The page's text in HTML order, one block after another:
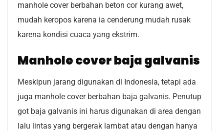
manhole cover berbahan beton cor kurang awet,
mudah keropos karena ia cenderung mudah rusak
karena kondisi cuaca yang ekstrim.
Manhole cover baja galvanis
Meskipun jarang digunakan di Indonesia, tetapi ada
juga manhole cover berbahan baja galvanis. Penutup
got baja galvanis ini harus digunakan di area dengan
lalu lintas yang bergerak lambat atau dengan hanya